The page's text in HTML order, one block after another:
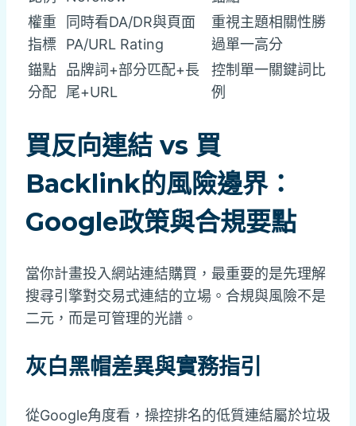
權重
指標
同時看DA/DR與頁面
PA/URL Rating
重視主題相關性勝
過單一高分
錨點
分配
品牌詞+部分匹配+長
尾+URL
控制單一關鍵詞比
例
買反向連結 vs 買
Backlink的風險邊界：
Google政策與合規要點
當你計畫投入網站連結購買，最重要的是先理解
搜尋引擎對交易式連結的立場。合規與風險不是
二元，而是可管理的光譜。
灰白黑帽差異與實務指引
從Google角度看，操控排名的低質連結屬於垃圾